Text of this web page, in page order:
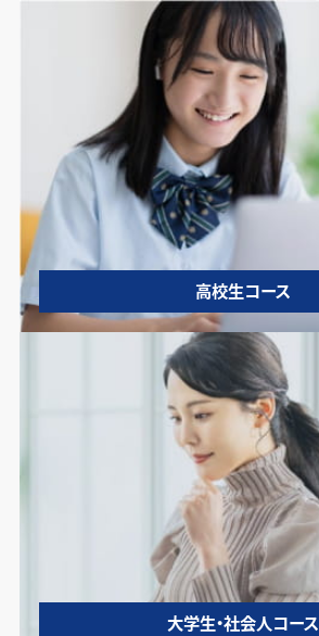
高校生コース
大学生・社会人コース